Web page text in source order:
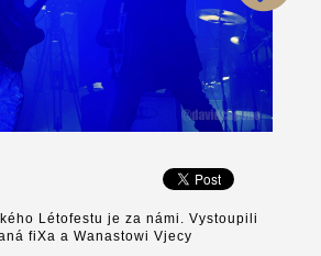
Létofestu je za námi. Vystoupili
fiXa a Wanastowi Vjecy